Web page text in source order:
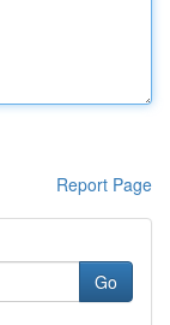
Report Page
Go